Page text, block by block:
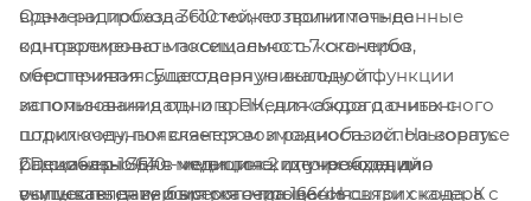
времени прохода гостей, позволит точнее
контролировать посещаемость кого-либо
мероприятия. Благодаря уникальной функции
запоминания даты и времени каждого считанного
штрих коду, появляется возможность использовать
2D сканер 1664 в медицине, где необходимо
учитывать дату и время считывания штрих кода. К
Одна радиобаза 3610 может принимать данные
одновременно максимально с 7 сканеров,
обеспечивая существенную выгоду от
использования одного ПК, для сбора данных с
подключенным сканером и радиобазой. На корпусе
радиобазы 3610 - имеются 2 штрих кода, для
осуществления быстрого процесса связи сканера с
Специально для медицинских учреждений
выпускается версия сканера 1664H с